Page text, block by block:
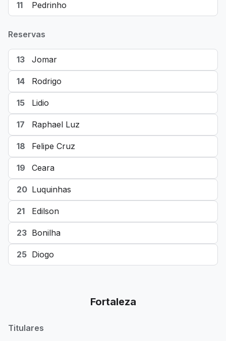
11 Pedrinho
Reservas
13 Jomar
14 Rodrigo
15 Lidio
17 Raphael Luz
18 Felipe Cruz
19 Ceara
20 Luquinhas
21 Edilson
23 Bonilha
25 Diogo
Fortaleza
Titulares